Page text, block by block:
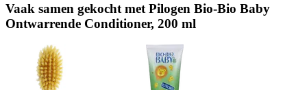
Vaak samen gekocht met Pilogen Bio-Bio Baby
Ontwarrende Conditioner, 200 ml